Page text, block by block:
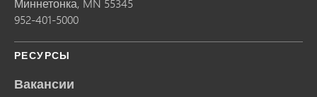
952-401-5000
РЕСУРСЫ
Вакансии